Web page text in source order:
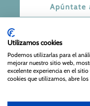
Apúntate
Aviso Legal|Política de
y
Utilizamos cookies
Podemos utilizarlas para el
mejorar nuestro sitio web,
excelente experiencia en el
cookies que utilizamos, abre los